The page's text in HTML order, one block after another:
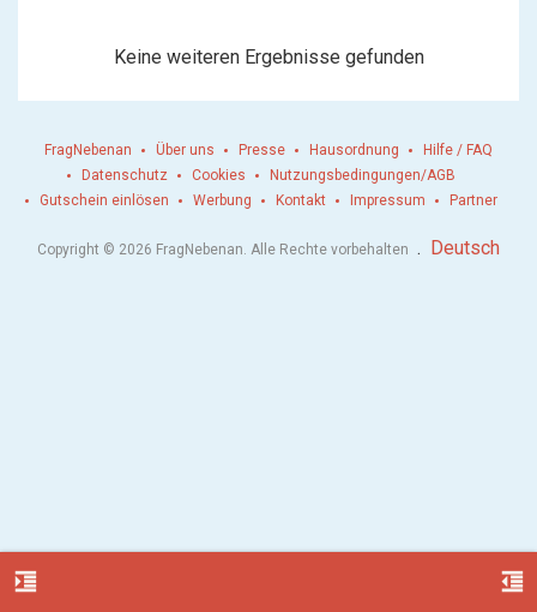
Keine weiteren Ergebnisse gefunden
format_indent_increase format_indent_decrease
FragNebenan Über uns Presse Hausordnung
Hilfe / FAQ
Datenschutz
Cookies
Nutzungsbedingungen/AGB
Gutschein einlösen
Werbung Kontakt Impressum Partner
Copyright © 2026 FragNebenan. Alle Rechte vorbehalten . Deutsch